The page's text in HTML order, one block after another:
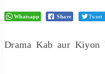
Whatsapp Share Tweet
Drama Kab aur Kiyon